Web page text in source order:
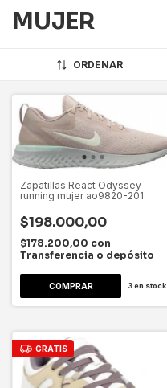
MUJER
ORDENAR
Zapatillas React Odyssey
running mujer ao9820-201
$198.000,00
$178.200,00 con
Transferencia o depósito
COMPRAR 3en stock
GRATIS